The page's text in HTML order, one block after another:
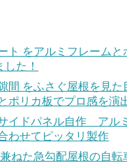
ト をアルミフレームと
た！
間 をふさぐ屋根を見
ポリカ板でプロ感を演
イドパネル自作 アル
わせてピッタリ製作
ねた急勾配屋根の自転